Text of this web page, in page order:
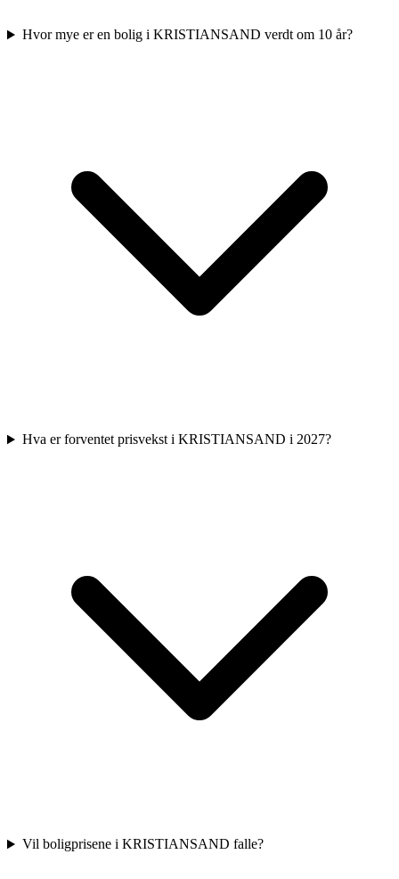
Hvor mye er en bolig i KRISTIANSAND verdt om 10 år?
Hva er forventet prisvekst i KRISTIANSAND i 2027?
Vil boligprisene i KRISTIANSAND falle?